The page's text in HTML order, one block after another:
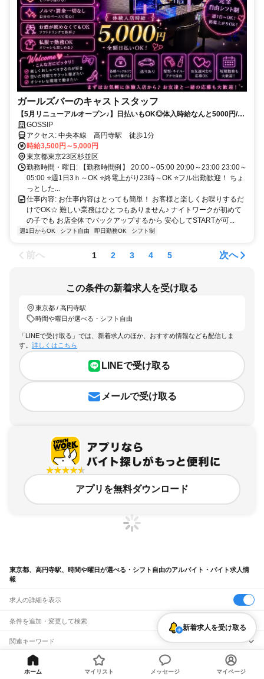
ガールズバーのキャストスタッフ
【5月リニューアルオープン♪】日払いもOK◎体入時給なんと5000円/送
りあり/履歴書不要
GOSSIP
アクセス: 中央本線 高円寺駅 徒歩1分
時給3,500円～5,000円
東京都東京23区杉並区
勤務時間・曜日: 【勤務時間例】 20:00～05:00 20:00～23:00 23:00～
05:00 ⭐️週1日3ｈ～OK ⭐️終電上がり23時～OK ⭐️フル出勤歓迎！ ちょ
っとした...
仕事内容: お仕事内容はとっても簡単！ お客様と楽しくお喋りするだ
けでOK☆ 難しい業務はひとつもありません♪ ナイトワークが初めて
の子でも お店全体でバックアップするから 安心してSTARTが可...
週1日からOK シフト自由 即日勤務OK シフト制
前へ 1 2 3 4 5 次へ
この条件の新着求人を受け取る
東京都 / 高円寺駅
時間や曜日が選べる・シフト自由
「LINEで受け取る」では、新着求人のほか、おすすめ情報なども配信しま
す。 詳しくはこちら
LINEで受け取る
メールで受け取る
アプリを無料ダウンロード
東京都、高円寺駅、時間や曜日が選べる・シフト自由のアルバイト・バイト求人情
報
求人の詳細を表示
条件を追加・変更して検索
市区町村を追加・変更
東京都
東京都すべて
東京23区
駅を追加・変更
関連キーワード
完全在宅ワーク 全国 シール貼り 在宅 ガチャガチャ
バイトTOP
東京23区 高円寺駅
時間や曜日が選
べる・シフト自由のアルバイト・バイト・求人
新着求人を受け取る
ホーム マイリスト メッセージ マイページ